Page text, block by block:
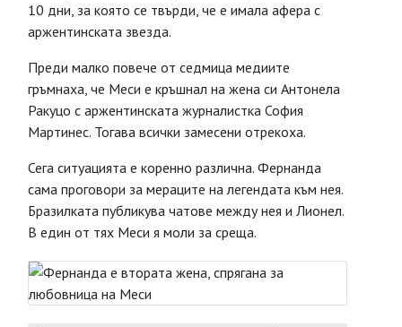
10 дни, за която се твърди, че е имала афера с
аржентинската звезда.
Преди малко повече от седмица медиите
гръмнаха, че Меси е кръшнал на жена си Антонела
Ракуцо с аржентинската журналистка София
Мартинес. Тогава всички замесени отрекоха.
Сега ситуацията е коренно различна. Фернанда
сама проговори за мераците на легендата към нея.
Бразилката публикува чатове между нея и Лионел.
В един от тях Меси я моли за среща.